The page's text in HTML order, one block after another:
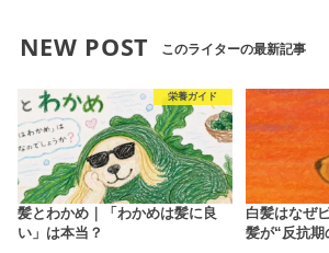
NEW POST このライターの最新記事
栄養ガイド
髪とわかめ｜「わかめは髪に良
い」は本当？
白髪はなぜ
髪が“反抗期